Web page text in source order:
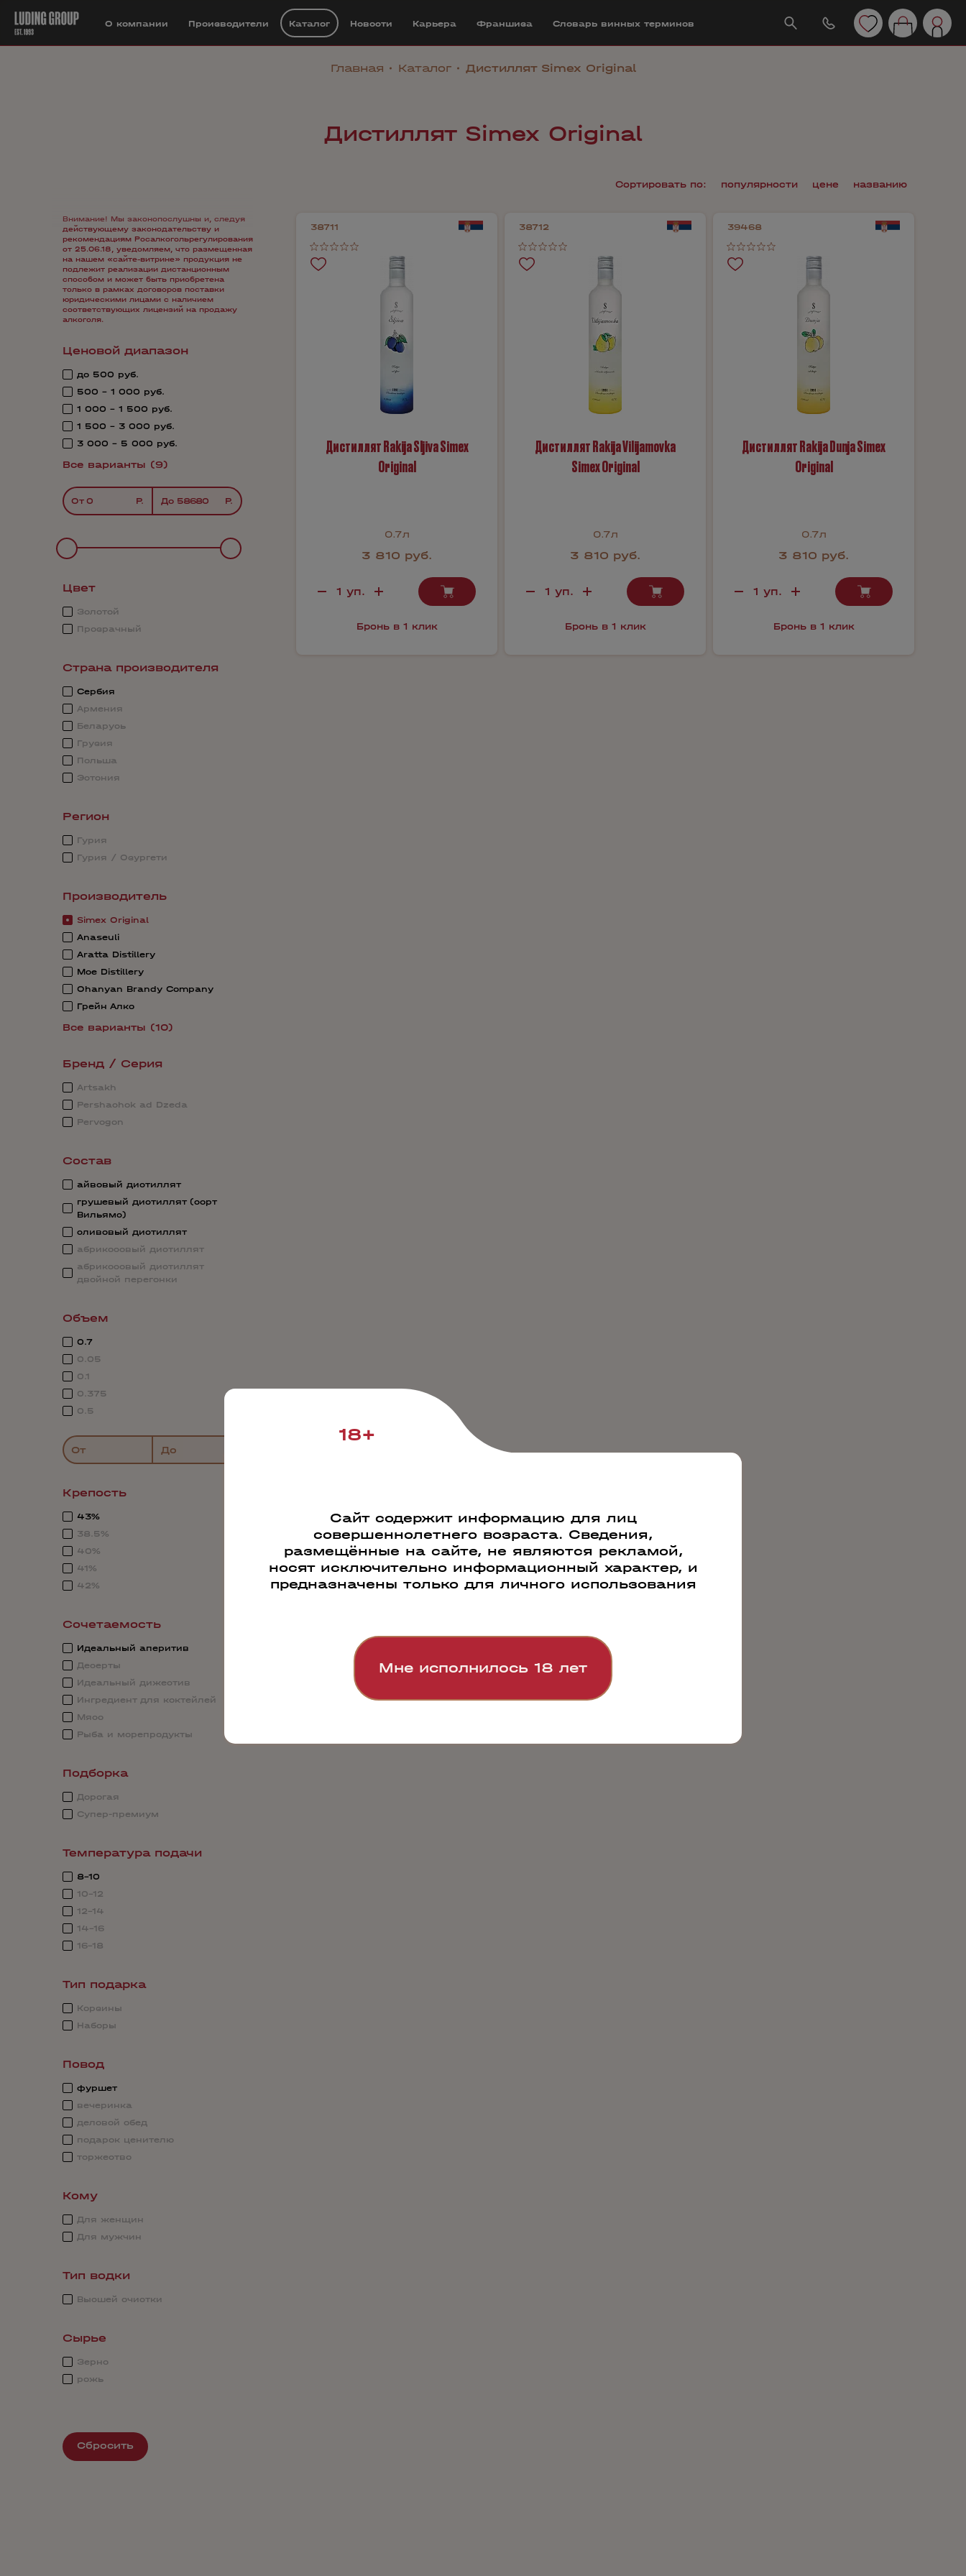
О компании Производители Каталог Новости Карьера Франшиза Cловарь винных терминов
Главная Каталог Дистиллят Simex Original
Дистиллят Simex Original
Внимание! Мы законопослушны и, следуя
действующему законодательству и
рекомендациям Росалкогольрегулирования
от 25.06.18, уведомляем, что размещенная
на нашем «сайте-витрине» продукция не
подлежит реализации дистанционным
способом и может быть приобретена
только в рамках договоров поставки
юридическими лицами с наличием
соответствующих лицензий на продажу
алкоголя.
Ценовой диапазон
до 500 руб.
500 - 1 000 руб.
1 000 - 1 500 руб.
1 500 - 3 000 руб.
3 000 - 5 000 руб.
Все варианты (9)
От До
Цвет
Золотой
Прозрачный
Страна производителя
Сербия
Армения
Беларусь
Грузия
Польша
Эстония
Регион
Гурия
Гурия / Озургети
Производитель
Simex Original
Anaseuli
Aratta Distillery
Moe Distillery
Ohanyan Brandy Company
Грейн Алко
Все варианты (10)
Бренд / Серия
Artsakh
Pershаchok ad Dzedа
Pervogon
Состав
айвовый дистиллят
грушевый дистиллят (сорт
Вильямс)
сливовый дистиллят
абрикосовый дистиллят
абрикосовый дистиллят
двойной перегонки
Объем
0.7
0.05
0.1
0.375
0.5
От До
Крепость
43%
38.5%
40%
41%
42%
Сочетаемость
Идеальный аперитив
Десерты
Идеальный дижестив
Ингредиент для коктейлей
Мясо
Рыба и морепродукты
Подборка
Дорогая
Супер-премиум
Температура подачи
8-10
10-12
12-14
14-16
16-18
Тип подарка
Корзины
Наборы
Повод
фуршет
вечеринка
деловой обед
подарок ценителю
торжество
Кому
Для женщин
Для мужчин
Тип водки
Высшей очистки
Сырье
Зерно
рожь
Сбросить
Сортировать по: популярности цене названию
38711
Дистиллят Rakija Sljiva Simex
Original
0.7л
3 810 руб.
Бронь в 1 клик
38712
Дистиллят Rakija Vilijamovka
Simex Original
0.7л
3 810 руб.
Бронь в 1 клик
39468
Дистиллят Rakija Dunja Simex
Original
0.7л
3 810 руб.
Бронь в 1 клик
18+
Сайт содержит информацию для лиц
совершеннолетнего возраста. Сведения,
размещённые на сайте, не являются рекламой,
носят исключительно информационный характер, и
предназначены только для личного использования
Мне исполнилось 18 лет